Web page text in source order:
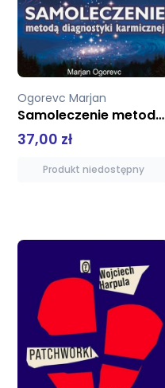
Ogorevc Marjan
Współczesna bioterapia
51,00 zł
Produkt niedostępny